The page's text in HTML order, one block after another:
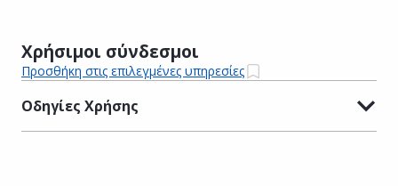
Χρήσιμοι σύνδεσμοι
Προσθήκη στις επιλεγμένες υπηρεσίες
Οδηγίες Χρήσης